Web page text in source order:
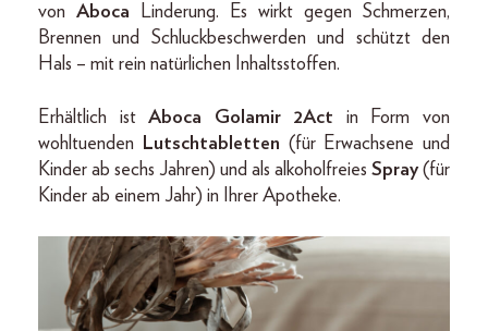
von Aboca Linderung. Es wirkt gegen Schmerzen,
Brennen und Schluckbeschwerden und schützt den
Hals – mit rein natürlichen Inhaltsstoffen.
Erhältlich istAboca Golamir 2Act in Form von
wohltuenden
Lutschtabletten (für Erwachsene und
Kinder ab sechs Jahren) und als alkoholfreies Spray(für
Kinder ab einem Jahr) in Ihrer Apotheke.